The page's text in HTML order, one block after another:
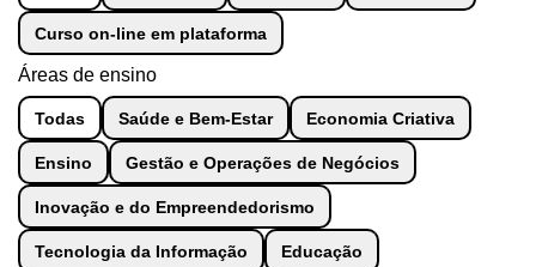
Curso on-line em plataforma
Áreas de ensino
Todas Saúde e Bem-Estar Economia Criativa
Ensino Gestão e Operações de Negócios
Inovação e do Empreendedorismo
Tecnologia da Informação Educação